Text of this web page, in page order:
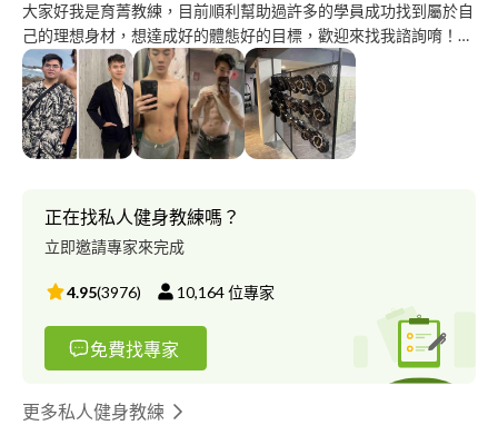
大家好我是育菁教練，目前順利幫助過許多的學員成功找到屬於自
己的理想身材，想達成好的體態好的目標，歡迎來找我諮詢唷！我
本身在三個月成功 減重5公斤5%體脂肪，腰圍縮小10公分，請相
信我的專業及效果，讓我來協助妳改變成更好的自己！ 一對一健
身雕塑? 團課運動體驗? 增肌丶減脂計晝⭐️ 每日只限五位、歡迎提
前預約找我諮詢唷！ 課程：互動式拳擊、TABATA、燃脂跳床、
TRX縣 吊課程丶壺鋑。 我們是小班制課程 趕快來跟我們一起改變
正在找私人健身教練嗎？
立即邀請專家來完成
4.95(3976) 10,164位專家
免費找專家
更多私人健身教練